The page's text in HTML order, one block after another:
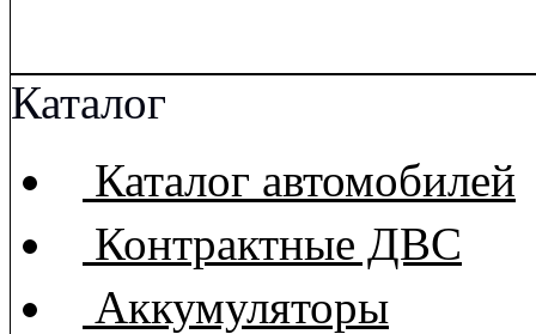
Каталог
Каталог автомобилей
Контрактные ДВС
Аккумуляторы